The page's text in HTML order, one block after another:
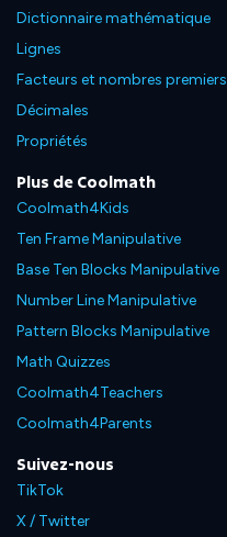
Dictionnaire mathématique
Lignes
Facteurs et nombres premiers
Décimales
Propriétés
Plus de Coolmath
Coolmath4Kids
Ten Frame Manipulative
Base Ten Blocks Manipulative
Number Line Manipulative
Pattern Blocks Manipulative
Math Quizzes
Coolmath4Teachers
Coolmath4Parents
Suivez-nous
TikTok
X / Twitter